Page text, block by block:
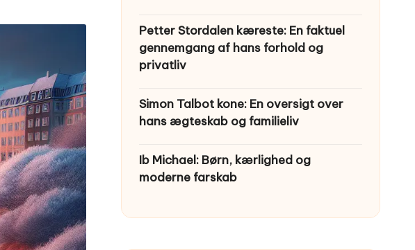
Petter Stordalen kæreste: En faktuel
gennemgang af hans forhold og
privatliv
Simon Talbot kone: En oversigt over
hans ægteskab og familieliv
Ib Michael: Børn, kærlighed og
moderne farskab